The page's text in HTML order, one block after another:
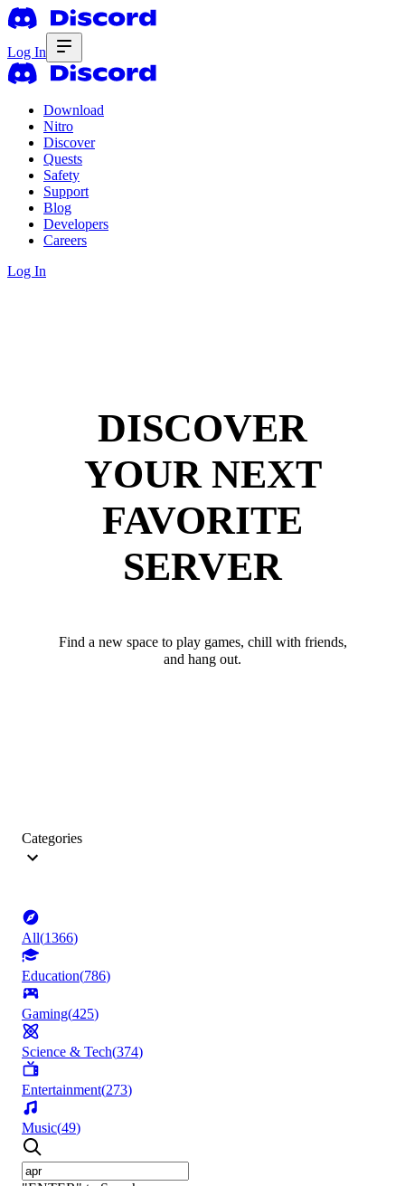
Log In
Download
Nitro
Discover
Quests
Safety
Support
Blog
Developers
Careers
Log In
DISCOVER
YOUR NEXT
FAVORITE
SERVER
Find a new space to play games, chill with friends,
and hang out.
Categories
All(1366)
Education(786)
Gaming(425)
Science & Tech(374)
Entertainment(273)
Music(49)